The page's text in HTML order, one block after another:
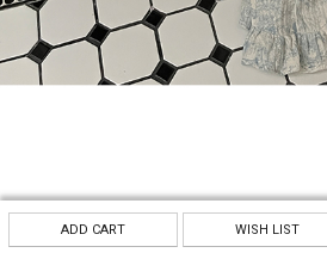
ADD CART WISH LIST